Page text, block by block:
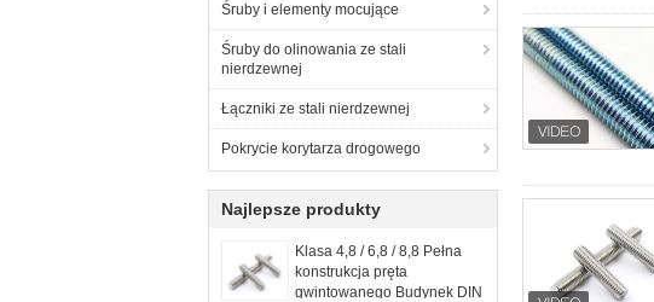
Śruby i elementy mocujące
Śruby do olinowania ze stali
nierdzewnej
Łączniki ze stali nierdzewnej
Pokrycie korytarza drogowego
Najlepsze produkty
Klasa 4,8 / 6,8 / 8,8 Pełna
konstrukcja pręta
gwintowanego Budynek DIN